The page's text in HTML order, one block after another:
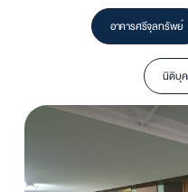
อาคารศรีจุลทรัพย์
นิติบุ